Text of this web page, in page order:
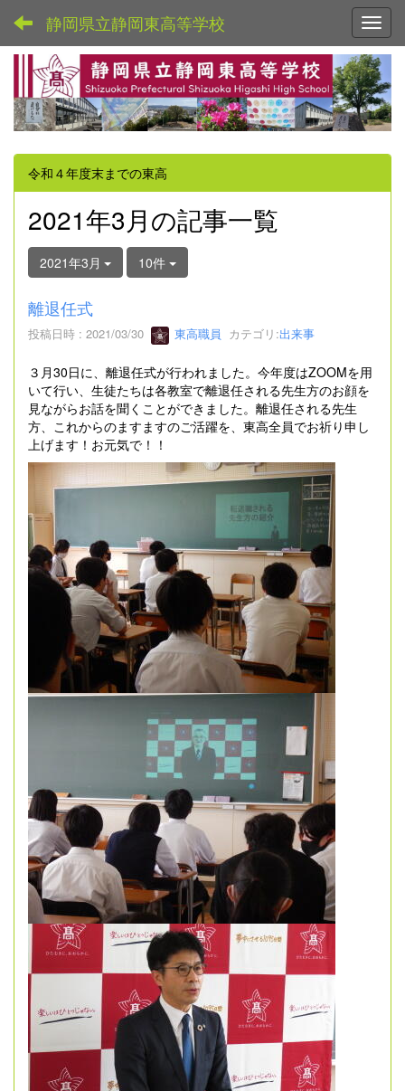
静岡県立静岡東高等学校
令和４年度末までの東高
2021年3月の記事一覧
2021年3月 10件
離退任式
投稿日時 : 2021/03/30 東高職員 カテゴリ:出来事
３月30日に、離退任式が行われました。今年度はZOOMを用
いて行い、生徒たちは各教室で離退任される先生方のお顔を
見ながらお話を聞くことができました。離退任される先生
方、これからのますますのご活躍を、東高全員でお祈り申し
上げます！お元気で！！